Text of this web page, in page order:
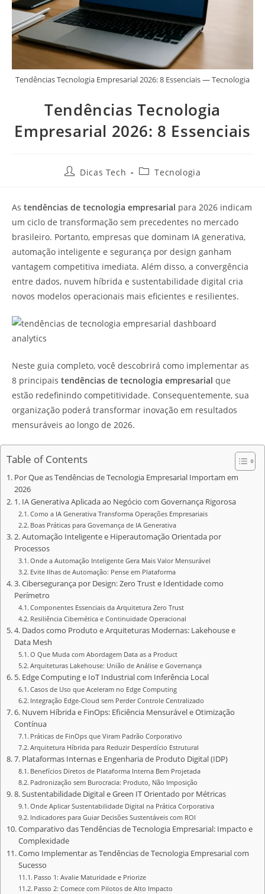
Tendências Tecnologia Empresarial 2026: 8 Essenciais — Tecnologia
Tendências Tecnologia
Empresarial 2026: 8 Essenciais
Dicas Tech Tecnologia
As tendências de tecnologia empresarial para 2026 indicam
um ciclo de transformação sem precedentes no mercado
brasileiro. Portanto, empresas que dominam IA generativa,
automação inteligente e segurança por design ganham
vantagem competitiva imediata. Além disso, a convergência
entre dados, nuvem híbrida e sustentabilidade digital cria
novos modelos operacionais mais eficientes e resilientes.
Neste guia completo, você descobrirá como implementar as
8 principais tendências de tecnologia empresarial que
estão redefinindo competitividade. Consequentemente, sua
organização poderá transformar inovação em resultados
mensuráveis ao longo de 2026.
Table of Contents
Por Que as Tendências de Tecnologia Empresarial Importam em
2026
1. IA Generativa Aplicada ao Negócio com Governança Rigorosa
Como a IA Generativa Transforma Operações Empresariais
Boas Práticas para Governança de IA Generativa
2. Automação Inteligente e Hiperautomação Orientada por
Processos
Onde a Automação Inteligente Gera Mais Valor Mensurável
Evite Ilhas de Automação: Pense em Plataforma
3. Cibersegurança por Design: Zero Trust e Identidade como
Perímetro
Componentes Essenciais da Arquitetura Zero Trust
Resiliência Cibernética e Continuidade Operacional
4. Dados como Produto e Arquiteturas Modernas: Lakehouse e
Data Mesh
O Que Muda com Abordagem Data as a Product
Arquiteturas Lakehouse: União de Análise e Governança
5. Edge Computing e IoT Industrial com Inferência Local
Casos de Uso que Aceleram no Edge Computing
Integração Edge-Cloud sem Perder Controle Centralizado
6. Nuvem Híbrida e FinOps: Eficiência Mensurável e Otimização
Contínua
Práticas de FinOps que Viram Padrão Corporativo
Arquitetura Híbrida para Reduzir Desperdício Estrutural
7. Plataformas Internas e Engenharia de Produto Digital (IDP)
Benefícios Diretos de Plataforma Interna Bem Projetada
Padronização sem Burocracia: Produto, Não Imposição
8. Sustentabilidade Digital e Green IT Orientado por Métricas
Onde Aplicar Sustentabilidade Digital na Prática Corporativa
Indicadores para Guiar Decisões Sustentáveis com ROI
Comparativo das Tendências de Tecnologia Empresarial: Impacto e
Complexidade
Como Implementar as Tendências de Tecnologia Empresarial com
Sucesso
Passo 1: Avalie Maturidade e Priorize
Passo 2: Comece com Pilotos de Alto Impacto